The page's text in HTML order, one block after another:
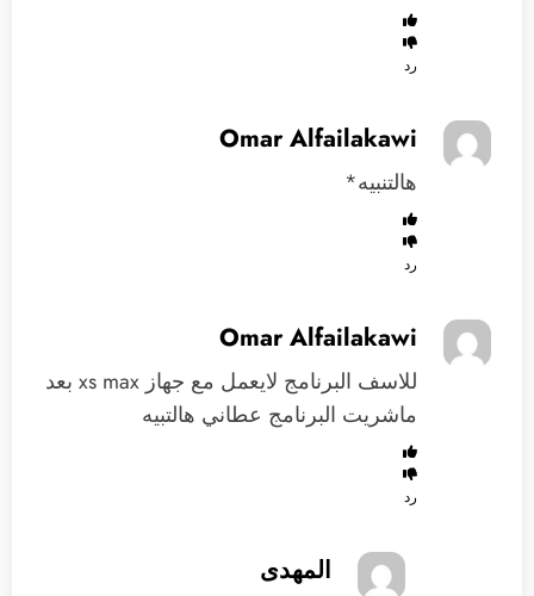
رد
Omar Alfailakawi
هالتنبيه*
رد
Omar Alfailakawi
للاسف البرنامج لايعمل مع جهاز xs max بعد
ماشريت البرنامج عطاني هالتبيه
رد
المهدى